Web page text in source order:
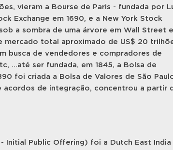
vieram a Bourse de Paris - fundada por
Exchange em 1690, e a New York Stock
a sombra de uma árvore em Wall Street e
mercado total aproximado de US$ 20
busca de vendedores e compradores de
...até ser fundada, em 1845, a Bolsa de
foi criada a Bolsa de Valores de São
acordos de integração, concentrou a partir
Initial Public Offering) foi a Dutch East India